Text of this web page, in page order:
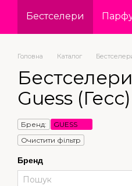
Бестселери
Головна Каталог
Guess (Гесс)
Бренд:
GUESS
Очистити фільтр
Бренд